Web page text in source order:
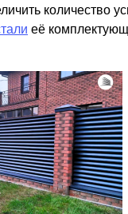
количество
её